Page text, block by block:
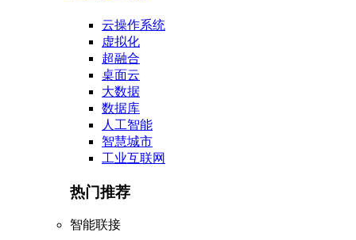
云操作系统
虚拟化
超融合
桌面云
大数据
数据库
人工智能
智慧城市
工业互联网
热门推荐
智能联接